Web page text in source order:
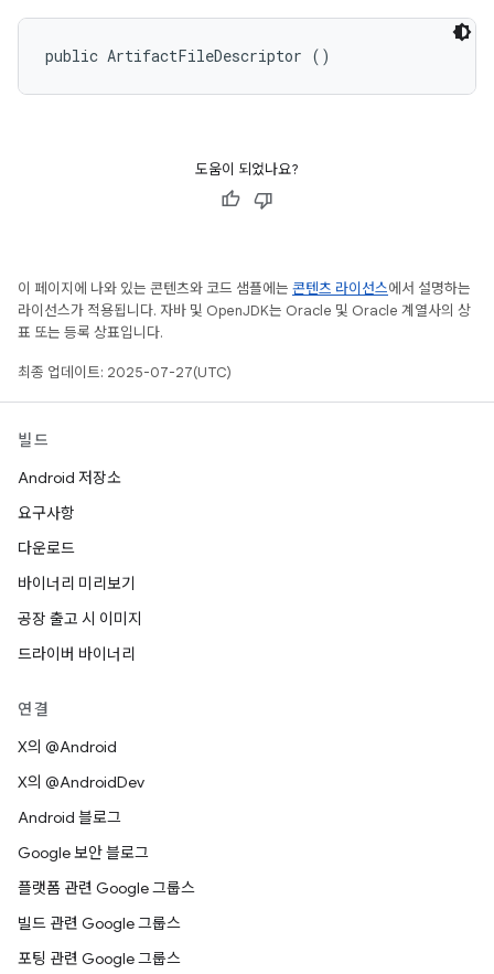
public ArtifactFileDescriptor ()
도움이 되었나요?
이 페이지에 나와 있는 콘텐츠와 코드 샘플에는 콘텐츠 라이선스에서 설명하는
라이선스가 적용됩니다. 자바 및 OpenJDK는 Oracle 및 Oracle 계열사의 상
표 또는 등록 상표입니다.
최종 업데이트: 2025-07-27(UTC)
빌드
Android 저장소
요구사항
다운로드
바이너리 미리보기
공장 출고 시 이미지
드라이버 바이너리
연결
X의 @Android
X의 @AndroidDev
Android 블로그
Google 보안 블로그
플랫폼 관련 Google 그룹스
빌드 관련 Google 그룹스
포팅 관련 Google 그룹스